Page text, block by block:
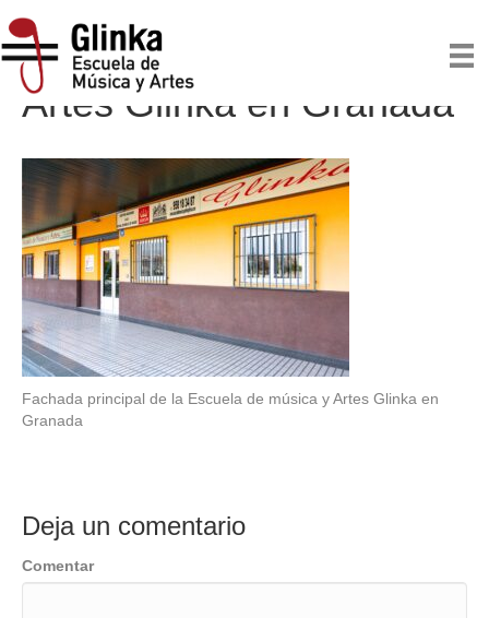
Escuela de Música y
Artes Glinka en Granada
Fachada principal de la Escuela de música y Artes Glinka en
Granada
Deja un comentario
Comentar